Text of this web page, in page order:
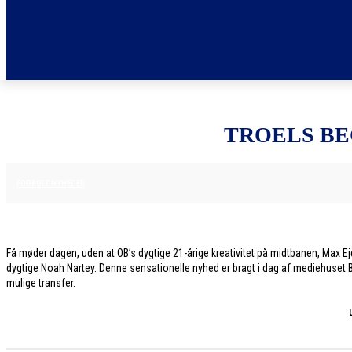
TROELS
Få møder dagen, uden at OB’s dygtige 21-årige kreativitet på midtbanen,
dygtige Noah Nartey. Denne sensationelle nyhed er bragt i dag af
mulige transfer.